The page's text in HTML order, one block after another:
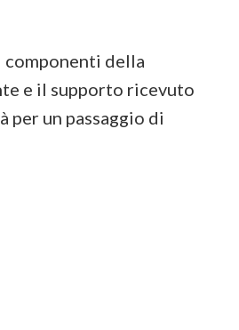
della
e il supporto ricevuto
un passaggio di